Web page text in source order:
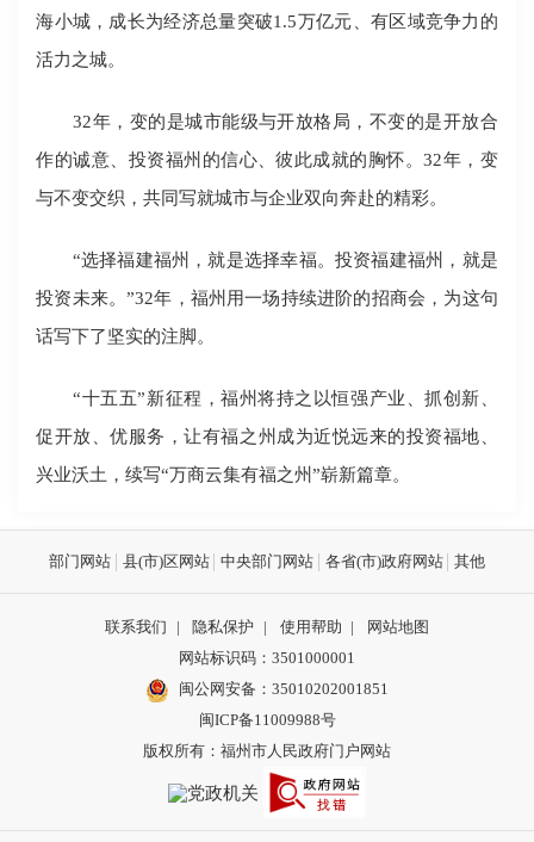
海小城，成长为经济总量突破1.5万亿元、有区域竞争力的
活力之城。
32年，变的是城市能级与开放格局，不变的是开放合
作的诚意、投资福州的信心、彼此成就的胸怀。32年，变
与不变交织，共同写就城市与企业双向奔赴的精彩。
“选择福建福州，就是选择幸福。投资福建福州，就是
投资未来。”32年，福州用一场持续进阶的招商会，为这句
话写下了坚实的注脚。
“十五五”新征程，福州将持之以恒强产业、抓创新、
促开放、优服务，让有福之州成为近悦远来的投资福地、
兴业沃土，续写“万商云集有福之州”崭新篇章。
部门网站 县(市)区网站 中央部门网站 各省(市)政府网站 其他
联系我们 | 隐私保护 | 使用帮助 |
网站地图
网站标识码：3501000001
闽公网安备： 35010202001851
闽ICP备11009988号
版权所有：福州市人民政府门户网站